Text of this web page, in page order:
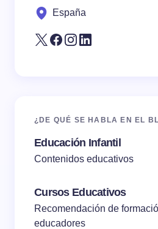
España
¿DE QUÉ SE HABLA EN EL
Educación Infantil
Contenidos educativos
Cursos Educativos
Recomendación de
educadores